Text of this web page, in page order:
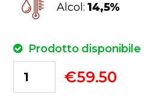
Alcol:14,5%
Prodotto disponibile
€59.50